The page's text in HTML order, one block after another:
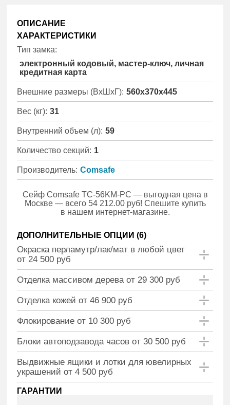
ОПИСАНИЕ
ХАРАКТЕРИСТИКИ
Тип замка:
электронный кодовый, мастер-ключ, личная
кредитная карта
Внешние размеры (ВхШхГ): 560x370x445
Вес (кг): 31
Внутренний объем (л): 59
Количество секций: 1
Производитель: Comsafe
Сейф Comsafe TC-56KM-PC — выгодная цена в
Москве — всего 54 212.00 руб! Спешите купить
в нашем интернет-магазине.
ДОПОЛНИТЕЛЬНЫЕ ОПЦИИ (6)
Окраска перламутр/лак/мат в любой цвет
от 24 500 руб
Отделка массивом дерева от 29 300 руб
Отделка кожей от 46 900 руб
Флокирование от 10 300 руб
Блоки автоподзавода часов от 30 500 руб
Выдвижные ящики и лотки для ювелирных
украшений от 4 500 руб
ГАРАНТИИ